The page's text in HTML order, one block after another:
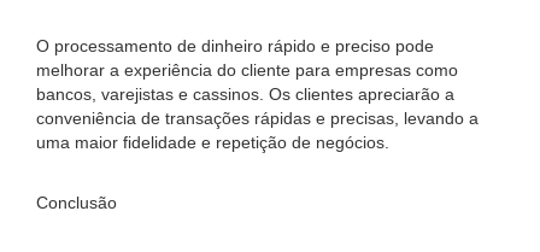
O processamento de dinheiro rápido e preciso pode
melhorar a experiência do cliente para empresas como
bancos, varejistas e cassinos. Os clientes apreciarão a
conveniência de transações rápidas e precisas, levando a
uma maior fidelidade e repetição de negócios.
Conclusão